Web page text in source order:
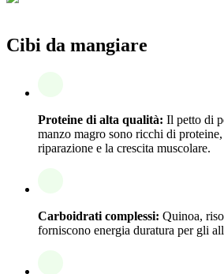
Cibi da mangiare
Proteine di alta qualità: Il petto di
manzo magro sono ricchi di
riparazione e la crescita muscolare.
Carboidrati complessi: Quinoa,
forniscono energia duratura per gli